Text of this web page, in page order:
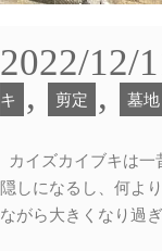
2022/12/
キ
, 剪定 , 墓地
カイズカイブキは
隠しになるし、何よ
ながら大きくなり過